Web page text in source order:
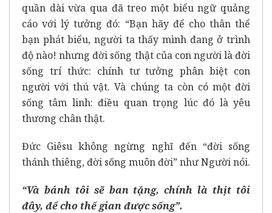
quần dài vừa qua đã treo một biểu ngữ quảng
cáo với lý tưởng đó: “Bạn hãy để cho thân thể
bạn phát biểu, người ta thấy mình đang ở trình
độ nào! nhưng đời sống thật của con người là đời
sống trí thức: chính tư tưởng phân biệt con
người với thú vật. Và chúng ta còn có một đời
sống tâm linh: điều quan trọng lúc đó là yêu
thương chân thật.
Đức Giêsu không ngừng nghĩ đến “đời sống
thánh thiêng, đời sống muôn đời” như Người nói.
“Và bánh tôi sẽ ban tặng, chính là thịt tôi
đây, để cho thế gian được sống”.